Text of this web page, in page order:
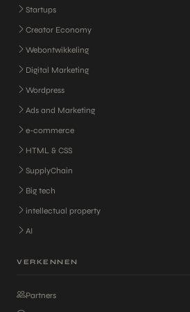
Startups
Creator Economy
Webontwikkeling
Digital Marketing
Wordpress
Ads and Marketing
e-commerce
HTML & CSS
SupplyChain
Big tech
intellectual property
AI
VERKENNEN
Partners